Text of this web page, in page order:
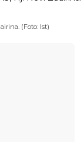
(Foto: Ist)